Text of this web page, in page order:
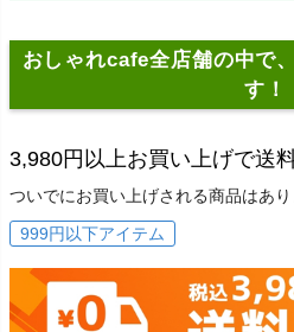
おしゃれcafe全店舗の中で
す！
3,980円以上お買い上げで送
ついでにお買い上げされる商品はあり
999円以下アイテム